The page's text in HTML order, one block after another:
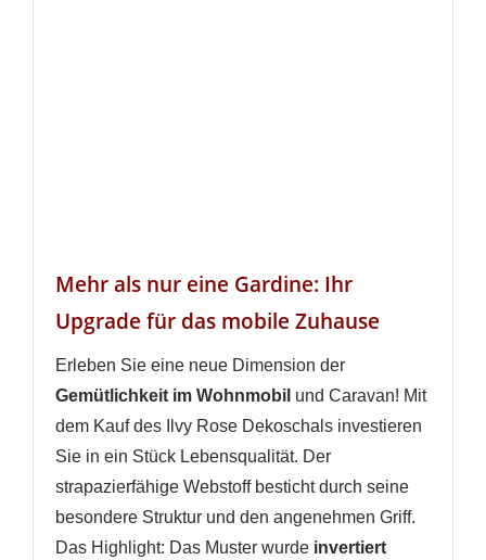
Mehr als nur eine Gardine: Ihr
Upgrade für das mobile Zuhause
Erleben Sie eine neue Dimension der
Gemütlichkeit im Wohnmobil und Caravan! Mit
dem Kauf des Ilvy Rose Dekoschals investieren
Sie in ein Stück Lebensqualität. Der
strapazierfähige Webstoff besticht durch seine
besondere Struktur und den angenehmen Griff.
Das Highlight: Das Muster wurde invertiert